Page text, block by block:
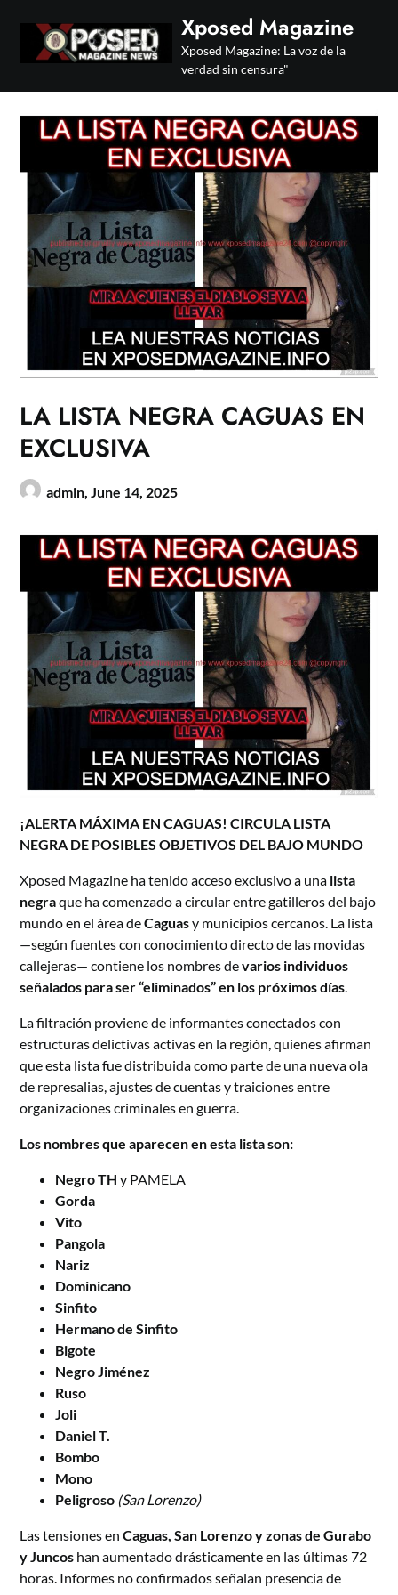
content
Xposed Magazine
Xposed Magazine: La voz de la
verdad sin censura"
LA LISTA NEGRA CAGUAS EN
EXCLUSIVA
admin,June 14, 2025
¡ALERTA MÁXIMA EN CAGUAS! CIRCULA LISTA
NEGRA DE POSIBLES OBJETIVOS DEL BAJO MUNDO
Xposed Magazine ha tenido acceso exclusivo a una lista
negraque ha comenzado a circular entre gatilleros del bajo
mundo en el área deCaguasy municipios cercanos. La lista
—según fuentes con conocimiento directo de las movidas
callejeras— contiene los nombres devarios individuos
señalados para ser “eliminados” en los próximos días
La filtración proviene de informantes conectados con
estructuras delictivas activas en la región, quienes afirman
que esta lista fue distribuida como parte de una nueva ola
de represalias, ajustes de cuentas y traiciones entre
organizaciones criminales en guerra.
Los nombres que aparecen en esta lista son:
Negro TH y PAMELA
Gorda
Vito
Pangola
Nariz
Dominicano
Sinfito
Hermano de Sinfito
Bigote
Negro Jiménez
Ruso
Joli
Daniel T.
Bombo
Mono
Peligroso (San Lorenzo)
Las tensiones enCaguas, San Lorenzo y zonas de Gurabo
y Juncos han aumentado drásticamente en las últimas 72
horas. Informes no confirmados señalan presencia de